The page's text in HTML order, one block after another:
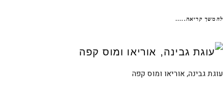
קריאה.....
גבינה, אוריאו ומוס קפה